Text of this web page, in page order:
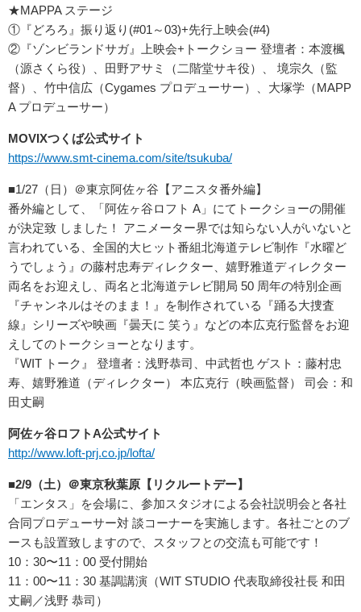
★MAPPA ステージ
①『どろろ』振り返り(#01～03)+先行上映会(#4)
②『ゾンビランドサガ』上映会+トークショー 登壇者：本渡楓
（源さくら役）、田野アサミ（二階堂サキ役）、 境宗久（監
督）、竹中信広（Cygames プロデューサー）、大塚学（MAPP
A プロデューサー）
MOVIXつくば公式サイト
https://www.smt-cinema.com/site/tsukuba/
■1/27（日）＠東京阿佐ヶ谷【アニスタ番外編】
番外編として、「阿佐ヶ谷ロフト A」にてトークショーの開催
が決定致 しました！ アニメーター界では知らない人がいないと
言われている、全国的大ヒット番組北海道テレビ制作『水曜ど
うでしょう』の藤村忠寿ディレクター、嬉野雅道ディレクター
両名をお迎えし、両名と北海道テレビ開局 50 周年の特別企画
『チャンネルはそのまま！』を制作されている『踊る大捜査
線』シリーズや映画『曇天に 笑う』などの本広克行監督をお迎
えしてのトークショーとなります。
『WIT トーク』 登壇者：浅野恭司、中武哲也 ゲスト：藤村忠
寿、嬉野雅道（ディレクター） 本広克行（映画監督） 司会：和
田丈嗣
阿佐ヶ谷ロフトA公式サイト
http://www.loft-prj.co.jp/lofta/
■2/9（土）＠東京秋葉原【リクルートデー】
「エンタス」を会場に、参加スタジオによる会社説明会と各社
合同プロデューサー対 談コーナーを実施します。各社ごとのブ
ースも設置致しますので、スタッフとの交流も可能です！
10：30〜11：00 受付開始
11：00〜11：30 基調講演（WIT STUDIO 代表取締役社長 和田
丈嗣／浅野 恭司）